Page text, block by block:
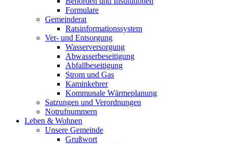
Formulare
Gemeinderat
Ratsinformationssystem
Ver- und Entsorgung
Wasserversorgung
Abwasserbeseitigung
Abfallbeseitigung
Strom und Gas
Kaminkehrer
Kommunale Wärmeplanung
Satzungen und Verordnungen
Notrufnummern
Leben & Wohnen
Unsere Gemeinde
Grußwort